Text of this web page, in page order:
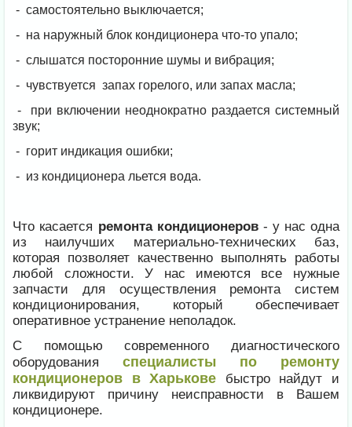
- самостоятельно выключается;
- на наружный блок кондиционера что-то упало;
- слышатся посторонние шумы и вибрация;
- чувствуется запах горелого, или запах масла;
- при включении неоднократно раздается системный
звук;
- горит индикация ошибки;
- из кондиционера льется вода.
Что касается ремонта кондиционеров- у нас одна
из наилучших материально-технических баз,
которая позволяет качественно выполнять работы
любой сложности. У нас имеются все нужные
запчасти для осуществления ремонта систем
кондиционирования, который обеспечивает
оперативное устранение неполадок.
С помощью современного диагностического
оборудованияспециалисты по ремонту
кондиционеров в Харькове быстро найдут и
ликвидируют причину неисправности в Вашем
кондиционере.